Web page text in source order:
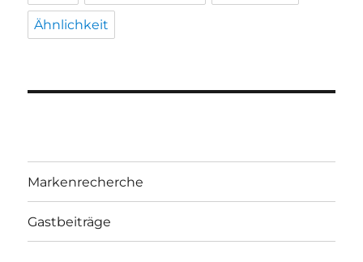
Ähnlichkeit
Markenrecherche
Gastbeiträge